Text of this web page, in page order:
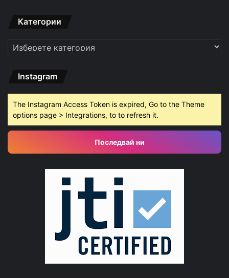
Категории
Категории
Instagram
The Instagram Access Token is expired, Go to the Theme
options page > Integrations, to to refresh it.
Последвай ни